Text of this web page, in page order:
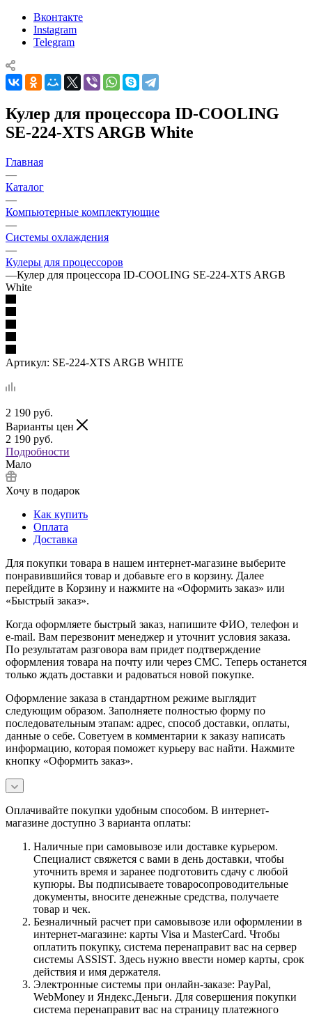
Вконтакте
Instagram
Telegram
Кулер для процессора ID-COOLING
SE-224-XTS ARGB White
Главная
—
Каталог
—
Компьютерные комплектующие
—
Системы охлаждения
—
Кулеры для процессоров
—Кулер для процессора ID-COOLING SE-224-XTS ARGB
White
Артикул: SE-224-XTS ARGB WHITE
2 190 руб.
Варианты цен
2 190 руб.
Подробности
Мало
Хочу в подарок
Как купить
Оплата
Доставка
Для покупки товара в нашем интернет-магазине выберите
понравившийся товар и добавьте его в корзину. Далее
перейдите в Корзину и нажмите на «Оформить заказ» или
«Быстрый заказ».
Когда оформляете быстрый заказ, напишите ФИО, телефон и
e-mail. Вам перезвонит менеджер и уточнит условия заказа.
По результатам разговора вам придет подтверждение
оформления товара на почту или через СМС. Теперь останется
только ждать доставки и радоваться новой покупке.
Оформление заказа в стандартном режиме выглядит
следующим образом. Заполняете полностью форму по
последовательным этапам: адрес, способ доставки, оплаты,
данные о себе. Советуем в комментарии к заказу написать
информацию, которая поможет курьеру вас найти. Нажмите
кнопку «Оформить заказ».
Оплачивайте покупки удобным способом. В интернет-
магазине доступно 3 варианта оплаты:
Наличные при самовывозе или доставке курьером.
Специалист свяжется с вами в день доставки, чтобы
уточнить время и заранее подготовить сдачу с любой
купюры. Вы подписываете товаросопроводительные
документы, вносите денежные средства, получаете
товар и чек.
Безналичный расчет при самовывозе или оформлении в
интернет-магазине: карты Visa и MasterCard. Чтобы
оплатить покупку, система перенаправит вас на сервер
системы ASSIST. Здесь нужно ввести номер карты, срок
действия и имя держателя.
Электронные системы при онлайн-заказе: PayPal,
WebMoney и Яндекс.Деньги. Для совершения покупки
система перенаправит вас на страницу платежного